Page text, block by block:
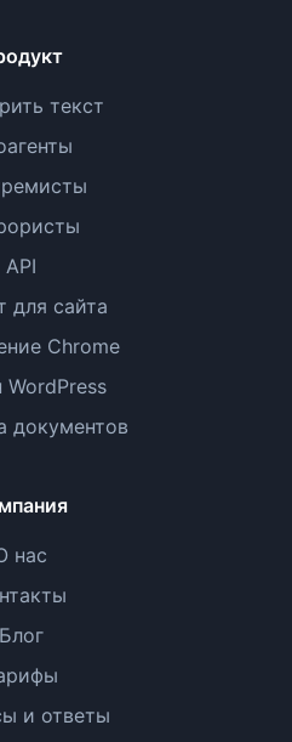
текст
API
для сайта
Chrome
WordPress
документов
нас
Блог
и ответы